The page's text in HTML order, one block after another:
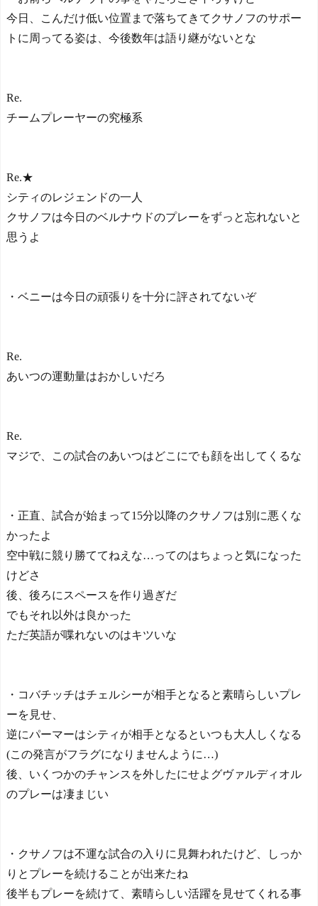
今日、こんだけ低い位置まで落ちてきてクサノフのサポー
トに周ってる姿は、今後数年は語り継がないとな
Re.
チームプレーヤーの究極系
Re.★
シティのレジェンドの一人
クサノフは今日のベルナウドのプレーをずっと忘れないと
思うよ
・ベニーは今日の頑張りを十分に評されてないぞ
Re.
あいつの運動量はおかしいだろ
Re.
マジで、この試合のあいつはどこにでも顔を出してくるな
・正直、試合が始まって15分以降のクサノフは別に悪くな
かったよ
空中戦に競り勝ててねえな…ってのはちょっと気になった
けどさ
後、後ろにスペースを作り過ぎだ
でもそれ以外は良かった
ただ英語が喋れないのはキツいな
・コバチッチはチェルシーが相手となると素晴らしいプレ
ーを見せ、
逆にパーマーはシティが相手となるといつも大人しくなる
(この発言がフラグになりませんように…)
後、いくつかのチャンスを外したにせよグヴァルディオル
のプレーは凄まじい
・クサノフは不運な試合の入りに見舞われたけど、しっか
りとプレーを続けることが出来たね
後半もプレーを続けて、素晴らしい活躍を見せてくれる事